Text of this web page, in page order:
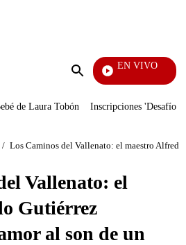
Enviar
EN VIVO
Santa Misa
de Laura Tobón Inscripciones 'Desafío'
/ Los Caminos del Vallenato: el maestro
Vallenato: el
Gutiérrez
al son de un